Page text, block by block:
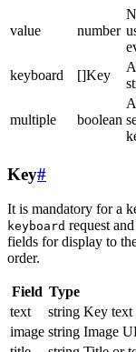
value number
keyboard []Key
multiple boolean
Key#
It is mandatory for a
keyboard request
fields for display to
order.
Field Type
text
string Key text
image string Image